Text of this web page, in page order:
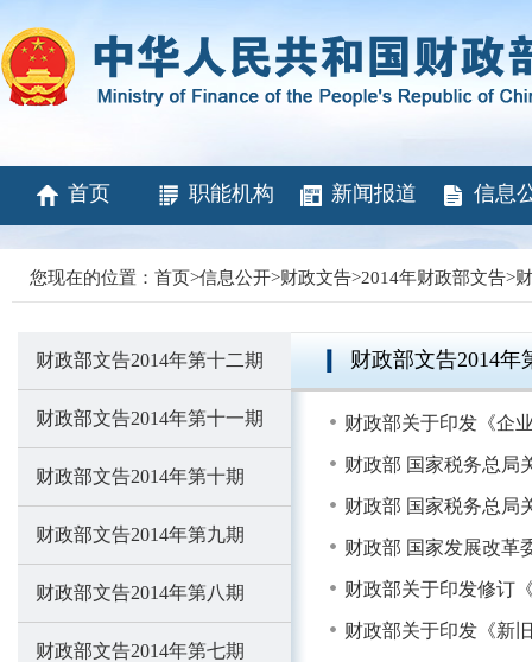
首页 职能机构 新闻报道 信息
您现在的位置： 首页>信息公开>财政文告>2014年财政部文告>
财政部文告2014年第十二期
财政部文告2014年第十一期
财政部文告2014年第十期
财政部文告2014年第九期
财政部文告2014年第八期
财政部文告2014年第七期
财政部文告2014年
财政部关于印发《企
财政部 国家税务总局
财政部 国家税务总局
财政部 国家发展改革
财政部关于印发修订
财政部关于印发《新